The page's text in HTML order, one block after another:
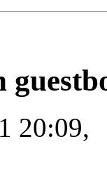
20:09,